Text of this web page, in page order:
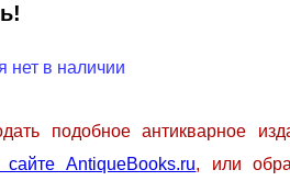
нет в наличии
подобное антикварное
AntiqueBooks.ru, или